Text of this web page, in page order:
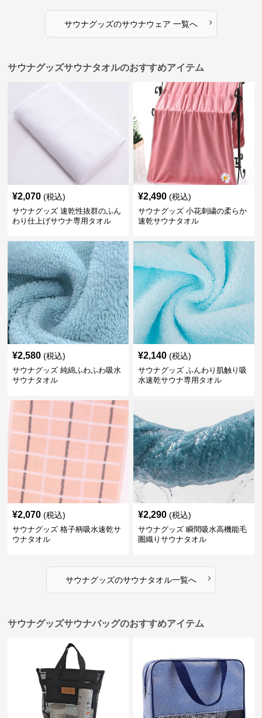
サウナグッズのサウナウェア 一覧へ ›
サウナグッズサウナタオルのおすすめアイテム
¥2,070 (税込)
サウナグッズ 速乾性抜群のふん
わり仕上げサウナ専用タオル
¥2,490 (税込)
サウナグッズ 小花刺繍の柔らか
速乾サウナタオル
¥2,580 (税込)
サウナグッズ 純綿ふわふわ吸水
サウナタオル
¥2,140 (税込)
サウナグッズ ふんわり肌触り吸
水速乾サウナ専用タオル
¥2,070 (税込)
サウナグッズ 格子柄吸水速乾サ
ウナタオル
¥2,290 (税込)
サウナグッズ 瞬間吸水高機能毛
圏織りサウナタオル
サウナグッズのサウナタオル一覧へ ›
サウナグッズサウナバッグのおすすめアイテム